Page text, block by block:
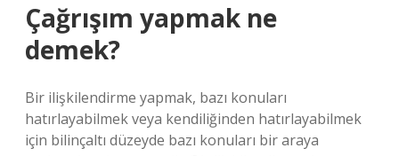
Çağrışım yapmak ne
demek?
Bir ilişkilendirme yapmak, bazı konuları
hatırlayabilmek veya kendiliğinden hatırlayabilmek
için bilinçaltı düzeyde bazı konuları bir araya